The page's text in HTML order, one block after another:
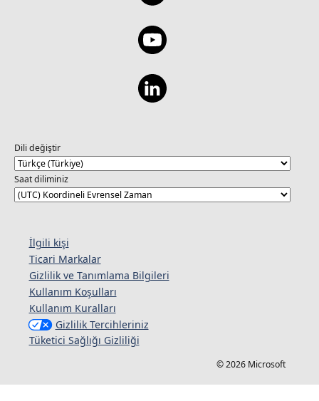
Dili değiştir
Saat diliminiz
İlgili kişi
Ticari Markalar
Gizlilik ve Tanımlama Bilgileri
Kullanım Koşulları
Kullanım Kuralları
Gizlilik Tercihleriniz
Tüketici Sağlığı Gizliliği
© 2026 Microsoft